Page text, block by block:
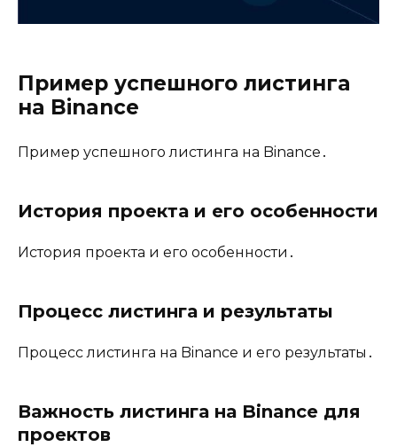
Пример успешного листинга
на Binance
Пример успешного листинга на Binance․
История проекта и его особенности
История проекта и его особенности․
Процесс листинга и результаты
Процесс листинга на Binance и его результаты․
Важность листинга на Binance для
проектов